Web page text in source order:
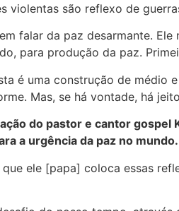
violentas são reflexo de
falar da paz desarmante.
para produção da paz.
é uma construção de médio
Mas, se há vontade, há
do pastor e cantor
a urgência da paz no mundo.
ele [papa] coloca essas